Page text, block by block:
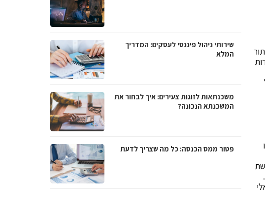
שירותי ניהול פיננסי לעסקים: המדריך
המלא
משכנתאות לזוגות צעירים: איך לבחור את
המשכנתא הנכונה?
פטור ממס הכנסה: כל מה שצריך לדעת